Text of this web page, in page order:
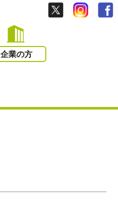
企業の方